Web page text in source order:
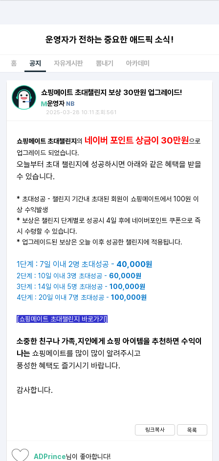
운영자가 전하는 중요한 애드픽 소식!
홈 공지 자유게시판 뽐내기 아카데미
쇼핑메이트 초대챌린지 보상 30만원 업그레이드!
운영자 NB
2025-03-28 10:11 조회:561
쇼핑메이트 초대챌린지의 네이버 포인트 상금이 30만원으로
업그레이드 되었습니다.
오늘부터 초대 챌린지에 성공하시면 아래와 같은 혜택을 받을
수 있습니다.
* 초대성공 - 챌린지 기간내 초대된 회원이 쇼핑메이트에서 100원 이
상 수익발생
* 보상은 챌린지 단계별로 성공시 4일 후에 네이버포인트 쿠폰으로 즉
시 수령할 수 있습니다.
* 업그레이드된 보상은 오늘 이후 성공한 챌린지에 적용됩니다.
1단계 : 7일 이내 2명 초대성공 - 40,000원
2단계 : 10일 이내 3명 초대성공 - 60,000원
3단계 : 14일 이내 5명 초대성공 -100,000원
4단계 : 20일 이내 7명 초대성공 -100,000원
[쇼핑메이트 초대챌린지 바로가기]
소중한 친구나 가족,지인에게 쇼핑 아이템을 추천하면 수익이
나는쇼핑메이트를 많이 많이 알려주시고
풍성한 혜택도 즐기시기 바랍니다.
감사합니다.
링크복사 목록
ADPrince님이 좋아합니다!